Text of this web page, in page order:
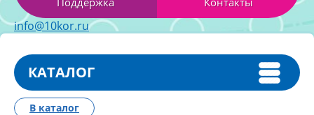
info@10kor.ru
КАТАЛОГ
В каталог